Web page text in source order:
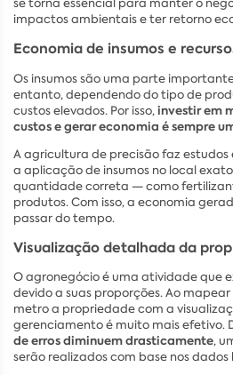
se torna essencial para manter o
impactos ambientais e ter retorno
Economia de insumos e
Os insumos são uma parte
entanto, dependendo do tipo de
custos elevados. Por isso,investir em
custos e gerar economia é sempre
A agricultura de precisão faz
a aplicação de insumos no local
quantidade correta — como
produtos. Com isso, a economia
passar do tempo.
Visualização detalhada da
O agronegócio é uma atividade que
devido a suas proporções. Ao
metro a propriedade com a
gerenciamento é muito mais efetivo.
de erros diminuem drasticamente,
serão realizados com base nos